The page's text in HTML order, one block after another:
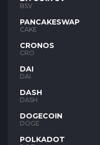
BSV
PANCAKESWAP
CAKE
CRONOS
CRO
DAI
DAI
DASH
DASH
DOGECOIN
DOGE
POLKADOT